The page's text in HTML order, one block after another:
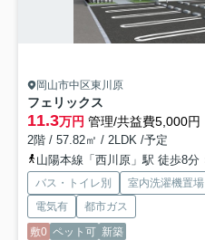
岡山市中区東川原
フェリックス
11.3万円 管理/共益費5,000円
2階 / 57.82㎡ / 2LDK /予定
山陽本線「西川原」駅 徒歩8分
バス・トイレ別 室内洗濯機置場
電気有
都市ガス
敷0 ペット可 新築